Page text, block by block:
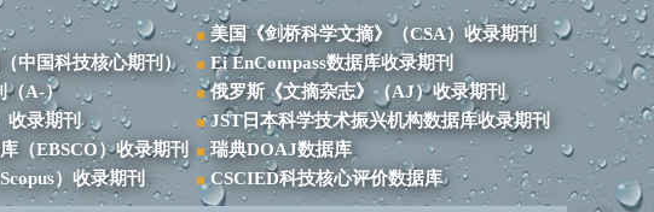
中国科技核心期刊）
（A-）
收录期刊
（EBSCO）收录期刊
）收录期刊
美国《剑桥科学文摘》（CSA）收录期刊
Ei EnCompass数据库收录期刊
俄罗斯《文摘杂志》（AJ）收录期刊
JST日本科学技术振兴机构数据库收录期刊
瑞典DOAJ数据库
CSCIED科技核心评价数据库